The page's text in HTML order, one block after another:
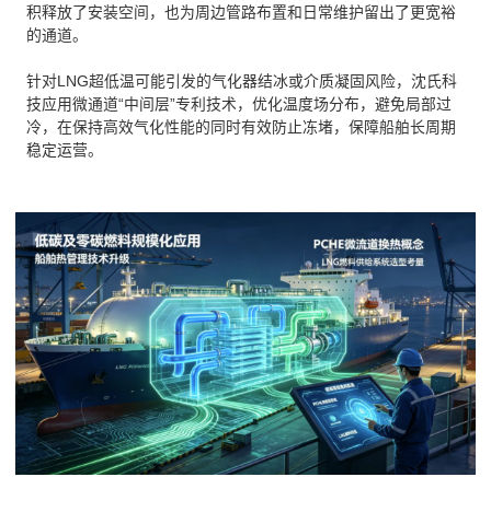
积释放了安装空间，也为周边管路布置和日常维护留出了更宽裕
的通道。
针对LNG超低温可能引发的气化器结冰或介质凝固风险，沈氏科
技应用微通道“中间层”专利技术，优化温度场分布，避免局部过
冷，在保持高效气化性能的同时有效防止冻堵，保障船舶长周期
稳定运营。